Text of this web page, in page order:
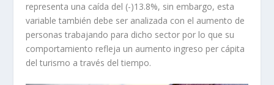
representa una caída del (-)13.8%, sin embargo, esta
variable también debe ser analizada con el aumento de
personas trabajando para dicho sector por lo que su
comportamiento refleja un aumento ingreso per cápita
del turismo a través del tiempo.